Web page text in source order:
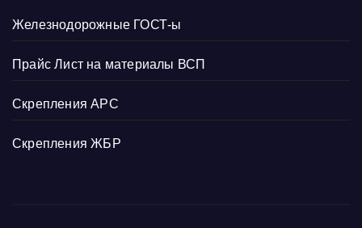
Железнодорожные ГОСТ-ы
Прайс Лист на материалы ВСП
Скрепления АРС
Скрепления ЖБР